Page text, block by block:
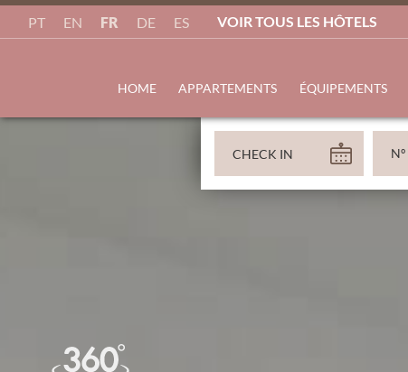
PT EN FR DE ES VOIR TOUS LES HÔTELS
HOME APPARTEMENTS ÉQUIPEMENTS